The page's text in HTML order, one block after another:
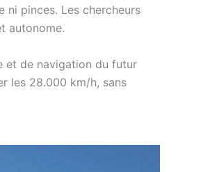
ni pinces. Les chercheurs
autonome.
et de navigation du futur
les 28.000 km/h, sans